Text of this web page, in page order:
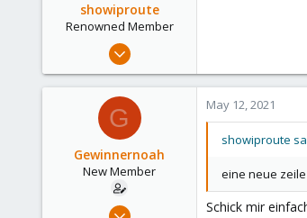
showiproute
Renowned Member
Mar 11, 2020
49
Austria
G
Gewinnernoah
New Member
Apr 7, 2021
May 12, 2021
showiproute
eine neue
Schick mir